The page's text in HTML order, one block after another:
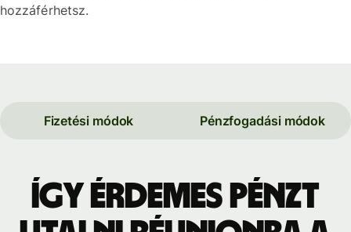
hozzáférhetsz.
Fizetési módok Pénzfogadási módok
Így érdemes pénzt